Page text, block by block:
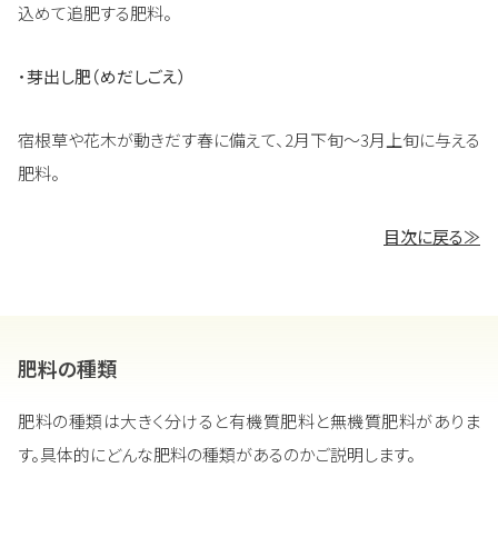
込めて追肥する肥料。
・芽出し肥（めだしごえ）
宿根草や花木が動きだす春に備えて、2月下旬～3月上旬に与える
肥料。
目次に戻る≫
肥料の種類
肥料の種類は大きく分けると有機質肥料と無機質肥料がありま
す。具体的にどんな肥料の種類があるのかご説明します。